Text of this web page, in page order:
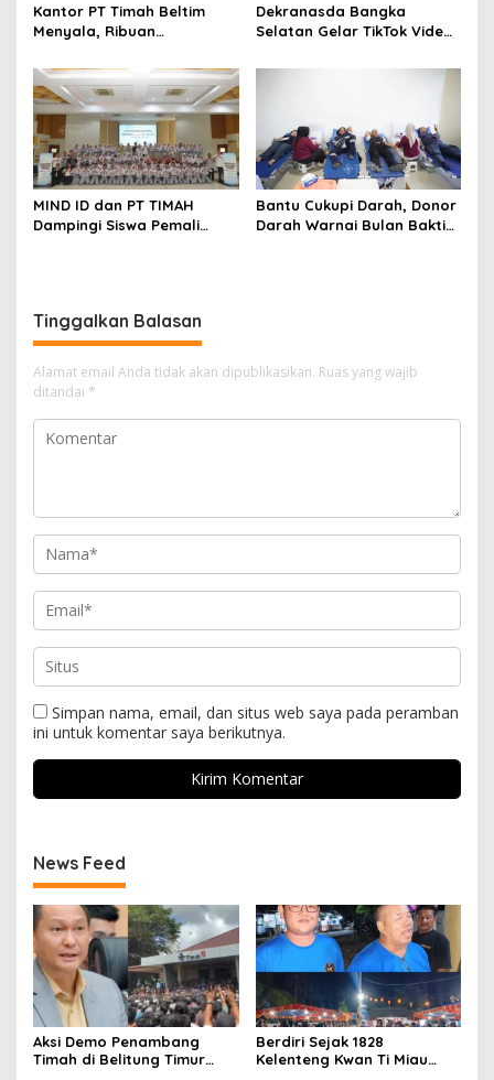
Kantor PT Timah Beltim
Menyala, Ribuan
Pemerintah Jangan Tutup
Mata
Dekranasda Bangka
Selatan Gelar TikTok Video
MIND ID dan PT TIMAH
Dampingi Siswa Pemali
Bantu Cukupi Darah, Donor
Darah Warnai Bulan Bakti
Tinggalkan Balasan
Alamat email Anda tidak akan dipublikasikan. Ruas yang wajib
ditandai *
Simpan nama, email, dan situs web saya pada peramban
ini untuk komentar saya berikutnya.
News Feed
Aksi Demo Penambang
Timah di Belitung Timur
Berdiri Sejak 1828
Kelenteng Kwan Ti Miau